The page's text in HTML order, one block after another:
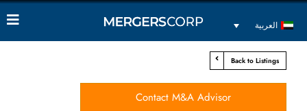
العربية
Back to Listings
Contact M&A Advisor